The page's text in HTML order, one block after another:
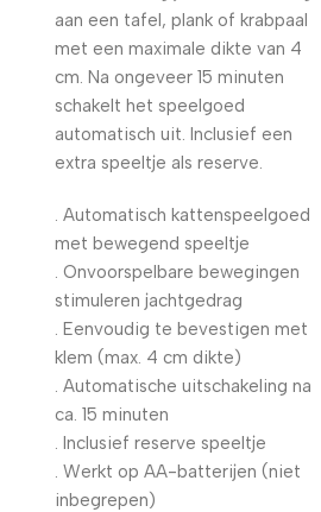
aan een tafel, plank of krabpaal
met een maximale dikte van 4
cm. Na ongeveer 15 minuten
schakelt het speelgoed
automatisch uit. Inclusief een
extra speeltje als reserve.
. Automatisch kattenspeelgoed
met bewegend speeltje
. Onvoorspelbare bewegingen
stimuleren jachtgedrag
. Eenvoudig te bevestigen met
klem (max. 4 cm dikte)
. Automatische uitschakeling na
ca. 15 minuten
. Inclusief reserve speeltje
. Werkt op AA-batterijen (niet
inbegrepen)